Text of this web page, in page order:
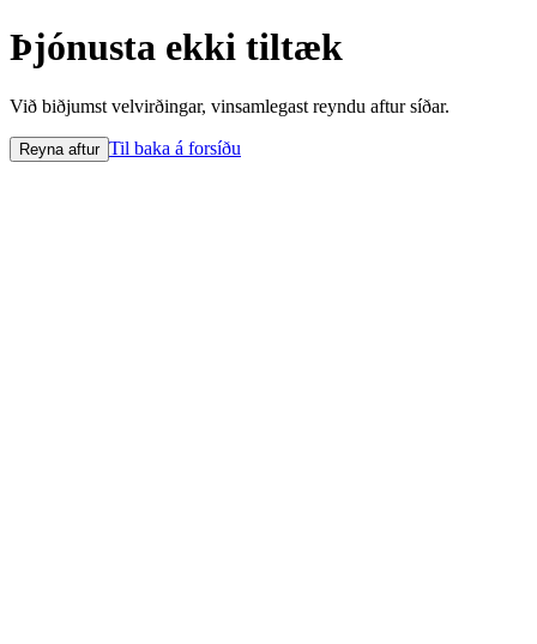
Þjónusta ekki tiltæk
Við biðjumst velvirðingar, vinsamlegast reyndu aftur síðar.
Reyna aftur Til baka á forsíðu